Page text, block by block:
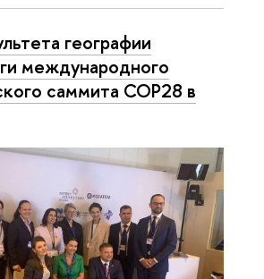
географии
международного
саммита COP28 в